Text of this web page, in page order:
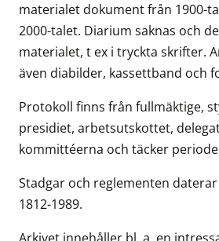
materialet dokument från 1900-
2000-talet. Diarium saknas och
materialet, t ex i tryckta skrifter.
även diabilder, kassettband och
Protokoll finns från fullmäktige,
presidiet, arbetsutskottet,
kommittéerna och täcker
Stadgar och reglementen
1812-1989.